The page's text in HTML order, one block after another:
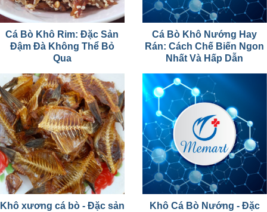
Cá Bò Khô Rim: Đặc Sản
Đậm Đà Không Thể Bỏ
Qua
Cá Bò Khô Nướng Hay
Rán: Cách Chế Biến Ngon
Nhất Và Hấp Dẫn
Khô xương cá bò - Đặc sản
Khô Cá Bò Nướng - Đặc